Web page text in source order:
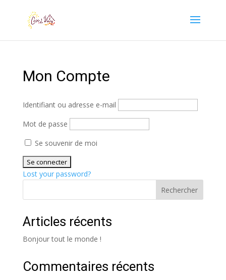
Mon Compte
Identifiant ou adresse e-mail
Mot de passe
Se souvenir de moi
Lost your password?
Rechercher
Articles récents
Bonjour tout le monde !
Commentaires récents